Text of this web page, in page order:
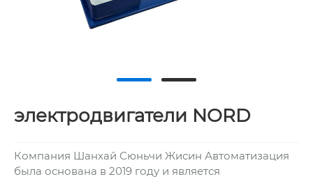
электродвигатели NORD
Компания Шанхай Сюньчи Жисин Автоматизация
была основана в 2019 году и является